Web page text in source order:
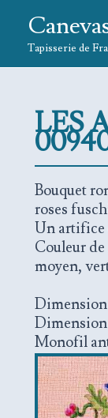
contenuTapisserie de
LES
Bouquet
roses
Un artifice
Couleur
moyen,
Dimension
Monofil